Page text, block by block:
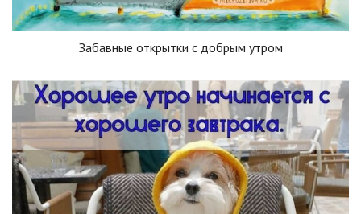
Забавные открытки с добрым утром